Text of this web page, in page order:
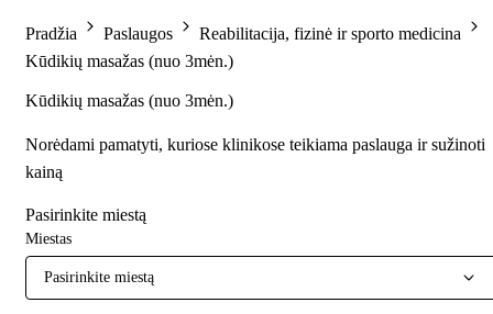
Pradžia Paslaugos
Reabilitacija, fizinė ir sporto medicina
Kūdikių masažas (nuo 3mėn.)
Kūdikių masažas (nuo 3mėn.)
Norėdami pamatyti, kuriose klinikose teikiama paslauga ir sužinoti
kainą
Pasirinkite miestą
Miestas
Pasirinkite miestą